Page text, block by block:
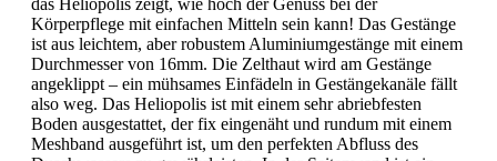
Körperpflege mit einfachen Mitteln sein kann! Das Gestänge
ist aus leichtem, aber robustem Aluminiumgestänge mit einem
Durchmesser von 16mm. Die Zelthaut wird am Gestänge
angeklippt – ein mühsames Einfädeln in Gestängekanäle fällt
also weg. Das Heliopolis ist mit einem sehr abriebfesten
Boden ausgestattet, der fix eingenäht und rundum mit einem
Meshband ausgeführt ist, um den perfekten Abfluss des